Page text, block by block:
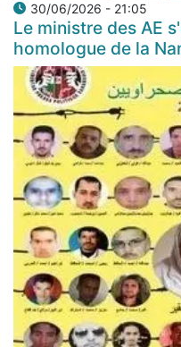
30/06/2026 - 21:05
Le ministre des AE
homologue de la